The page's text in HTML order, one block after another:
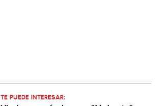
TE PUEDE INTERESAR: